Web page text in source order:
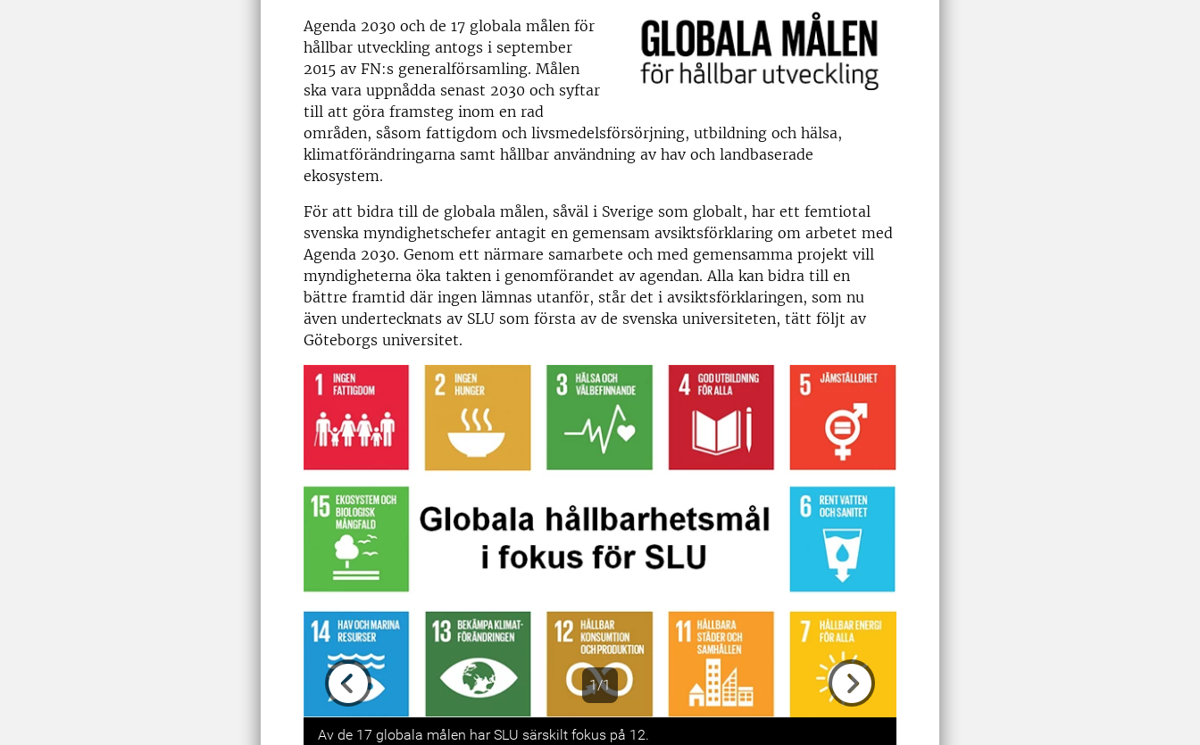
Agenda 2030 och de 17 globala målen för
hållbar utveckling antogs i september
2015 av FN:s generalförsamling. Målen
ska vara uppnådda senast 2030 och syftar
till att göra framsteg inom en rad
områden, såsom fattigdom och livsmedelsförsörjning, utbildning och hälsa,
klimatförändringarna samt hållbar användning av hav och landbaserade
ekosystem.
För att bidra till de globala målen, såväl i Sverige som globalt, har ett femtiotal
svenska myndighetschefer antagit en gemensam avsiktsförklaring om arbetet med
Agenda 2030. Genom ett närmare samarbete och med gemensamma projekt vill
myndigheterna öka takten i genomförandet av agendan. Alla kan bidra till en
bättre framtid där ingen lämnas utanför, står det i avsiktsförklaringen, som nu
även undertecknats av SLU som första av de svenska universiteten, tätt följt av
Göteborgs universitet.
1/1
Previous
Av de 17 globala målen har SLU särskilt fokus på 12.